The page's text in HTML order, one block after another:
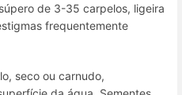
de 3-35 carpelos, ligeira
frequentemente
seco ou carnudo,